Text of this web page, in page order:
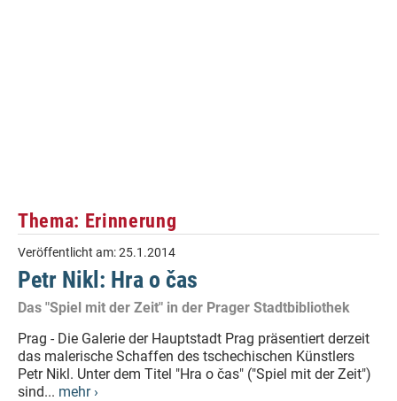
Thema: Erinnerung
Veröffentlicht am:25.1.2014
Petr Nikl: Hra o čas
Das "Spiel mit der Zeit" in der Prager Stadtbibliothek
Prag - Die Galerie der Hauptstadt Prag präsentiert derzeit
das malerische Schaffen des tschechischen Künstlers
Petr Nikl. Unter dem Titel "Hra o čas" ("Spiel mit der Zeit")
sind... mehr ›